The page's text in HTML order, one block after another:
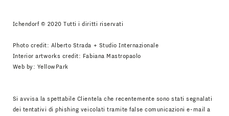
Ichendorf © 2020 Tutti i diritti riservati
Photo credit: Alberto Strada + Studio Internazionale
Interior artworks credit: Fabiana Mastropaolo
Web by: YellowPark
Si avvisa la spettabile Clientela che recentemente sono stati segnalati
dei tentativi di phishing veicolati tramite false comunicazioni e-mail a